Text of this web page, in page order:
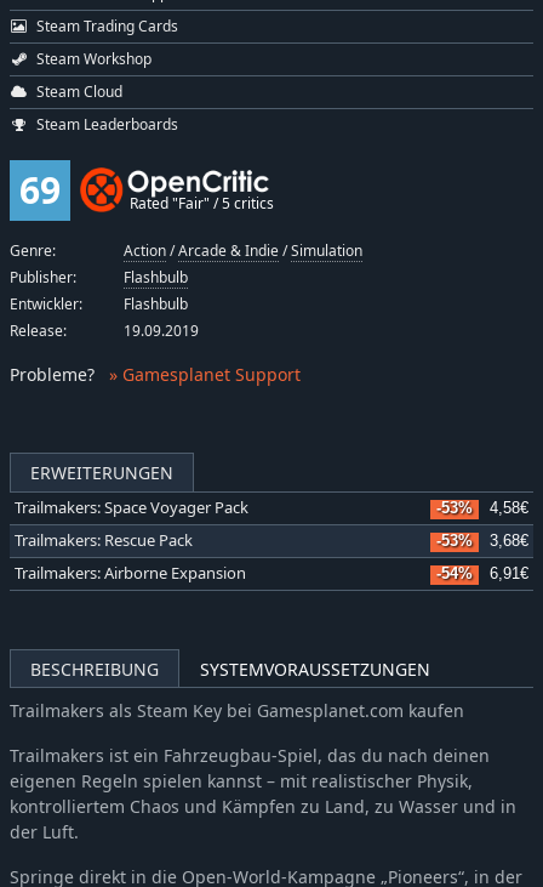
ERWEITERUNGEN
Trailmakers: Space Voyager Pack -53% 4,58€
Trailmakers: Rescue Pack -53% 3,68€
Trailmakers: Airborne Expansion -54% 6,91€
BESCHREIBUNG
SYSTEMVORAUSSETZUNGEN
Trailmakers als Steam Key bei Gamesplanet.com kaufen
Trailmakers ist ein Fahrzeugbau-Spiel, das du nach deinen
eigenen Regeln spielen kannst – mit realistischer Physik,
kontrolliertem Chaos und Kämpfen zu Land, zu Wasser und in
der Luft.
Springe direkt in die Open-World-Kampagne „Pioneers“, in der
Steam Trading Cards
Steam Workshop
Steam Cloud
Steam Leaderboards
69 Rated "Fair" / 5 critics
Genre: Action/Arcade & Indie/Simulation
Publisher:
Flashbulb
Entwickler:
Flashbulb
Release:
19.09.2019
Probleme? » Gamesplanet Support